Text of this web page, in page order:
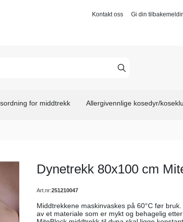
Kontakt oss Gi din
for middtrekk Allergivennlige kosedyr/
Dynetrekk 80x100 cm
Art.nr:251210047
Middtrekkene maskinvaskes på 60°C før
av et materiale som er mykt og behagelig